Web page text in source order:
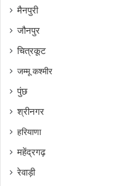
मैनपुरी
जौनपुर
चित्रकूट
जम्मू कश्मीर
पुंछ
श्रीनगर
हरियाणा
महेंद्रगढ़
रेवाड़ी